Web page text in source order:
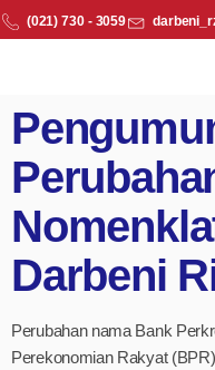
(021) 730 - 3059
Darbeni
Perubahan nama Bank
Perekonomian Rakyat